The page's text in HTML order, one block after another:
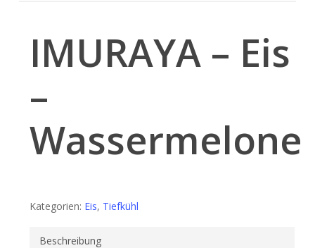
IMURAYA – Eis
–
Wassermelone
Kategorien: Eis, Tiefkühl
Beschreibung